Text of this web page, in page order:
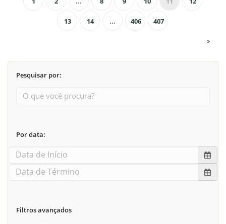
13 14 ... 406 407
»
Pesquisar por:
Por data:
Filtros avançados